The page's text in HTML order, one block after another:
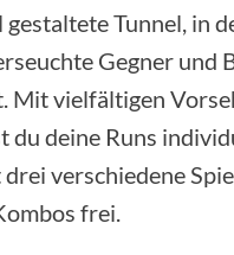
Tunnel, in
Gegner und
Mit vielfältigen
du deine Runs
verschiedene
frei.